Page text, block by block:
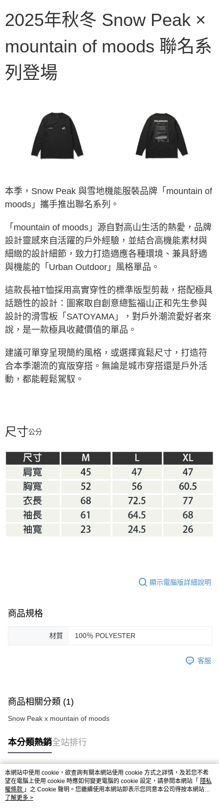
匯豐（台灣）商業銀行
聯邦商業銀行
遠東國際商業銀行
玉山商業銀行
星展（台灣）商業銀行
台新國際商業銀行
中國信託商業銀行
臺灣中小企業銀行
台中商業銀行
匯豐（台灣）商業銀行
華泰商業銀行
元大商業銀行
永豐商業銀行
星展（台灣）商業銀行
台新國際商業銀行
台灣樂天信用卡公司
AFTEE先享後付
相關說明
【關於「AFTEE先享後付」】
便利好安心！
１．簡單：不需註冊會員、不需綁卡、不需儲值。
【「AFTEE先享後付」結帳流程】
１．於結帳方式選擇「AFTEE先享後付」後，將跳轉至「AFTEE先享後付」
結帳頁面，進行簡訊認證並確認金額後，即可完成結帳。
２．訂單成立數日內，您將收到繳費通知簡訊。
３．收到繳費通知簡訊後14天內，點擊此簡訊中的連結，可透過四大超商／
ATM／網路銀行／等多元方式進行付款，方視為交易完成。
後付繳納相關費用。
※ 交易是否成功請以「AFTEE先享後付 」之結帳頁面顯示為準，若有關於
是否繳費成功／繳費後需取消欲退款等相關疑問，請聯繫「AFTEE先享後付
【注意事項】
１．透過由恩沛科技股份有限公司提供之「AFTEE先享後付」服務完成之交
權轉讓予恩沛科技股份有限公司。
２．關於個人資料處理事宜，請瀏覽以下網址：
「AFTEE先享後付」，若未經同意申辦者引起之損失，本公司不負相關責
任。
４．使用「AFTEE先享後付」時，將依據個別帳號之用戶狀況，依本公司即
時審查核予不同之上限額度；若仍有額度不足之情形，本公司將視審查結果
請求用戶進行身份認證。
５．嚴禁一人註冊多個帳號或使用他人資訊註冊。若發現惡意使用之情形，
運送方式
宅配
2025年秋冬 Snow Peak ×
mountain of moods 聯名系
列登場
本季，Snow Peak 與雪地機能服裝品牌「mountain of
moods」攜手推出聯名系列。
「mountain of moods」源自對高山生活的熱愛，品牌
設計靈感來自活躍的戶外經驗，並結合高機能素材與
細緻的設計細節，致力打造適應各種環境、兼具舒適
與機能的「Urban Outdoor」風格單品。
這款長袖T恤採用高實穿性的標準版型剪裁，搭配極具
話題性的設計：圖案取自創意總監福山正和先生參與
設計的滑雪板「SATOYAMA」，對戶外潮流愛好者來
說，是一款極具收藏價值的單品。
建議可單穿呈現簡約風格，或選擇寬鬆尺寸，打造符
合本季潮流的寬版穿搭。無論是城市穿搭還是戶外活
動，都能輕鬆駕馭。
尺寸公分
顯示電腦版詳細說明
商品規格
材質 100％ POLYESTER
客服
商品相關分類 (1)
Snow Peak x mountain of moods
本分類熱銷全站排行
熱門標籤
本網站中使用 cookie，欲查詢有關本網站使用 cookie 方式之詳情，及若您不希
望在電腦上使用 cookie 時應如何變更電腦的 cookie 設定，請參閱本網站「 隱私
權條款 」之 Cookie 聲明。您繼續使用本網站即表示您同意本公司得按本網站使
用條款之 Cookie 聲明使用 cookie。
了解更多 >